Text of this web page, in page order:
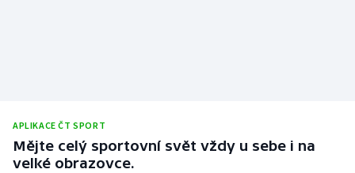
APLIKACE ČT SPORT
Mějte celý sportovní svět vždy u sebe i na
velké obrazovce.